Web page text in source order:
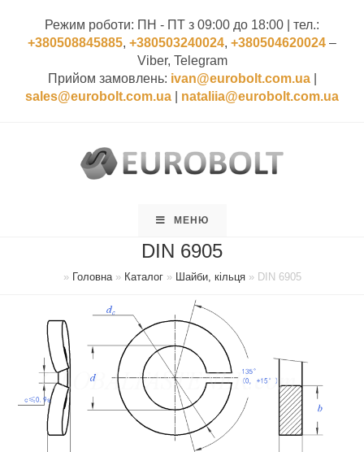
Режим роботи: ПН - ПТ з 09:00 до 18:00 | тел.:
+380508845885, +380503240024, +380504620024 ‒
Viber, Telegram
Прийом замовлень: ivan@eurobolt.com.ua|
sales@eurobolt.com.ua
nataliia@eurobolt.com.ua
МЕНЮ
DIN 6905
» Головна» Каталог» Шайби, кільця» DIN 6905